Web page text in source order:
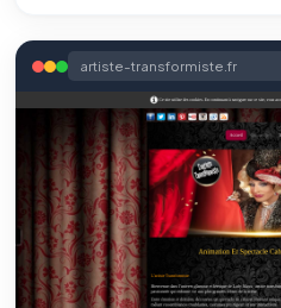
artiste-transformiste.fr